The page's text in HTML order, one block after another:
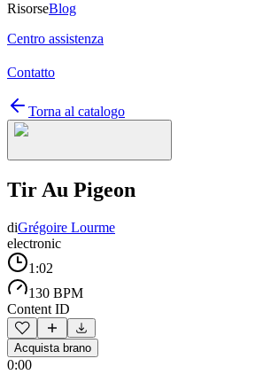
RisorseBlog
Centro assistenza
Contatto
Torna al catalogo
Tir Au Pigeon
diGrégoire Lourme
electronic
1:02
130 BPM
Content ID
Acquista brano
0:00